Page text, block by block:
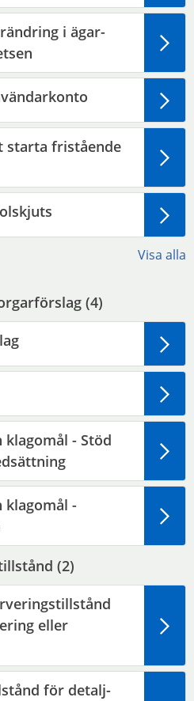
i ägar-
starta fristående
Visa alla
(4)
- Stöd
klagomål -
(2)
eller
för detalj-